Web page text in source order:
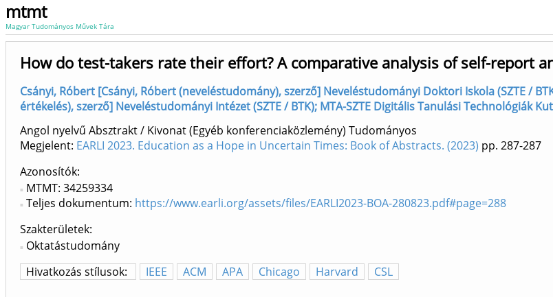
mtmt
Magyar Tudományos Művek Tára
How do test-takers rate their effort? A comparative analysis of self-report
Csányi, Róbert [Csányi, Róbert (neveléstudomány), szerző] Neveléstudományi Doktori Iskola (SZTE /
értékelés), szerző] Neveléstudományi Intézet (SZTE / BTK); MTA-SZTE Digitális Tanulási Technológiák
Angol nyelvű Absztrakt / Kivonat (Egyéb konferenciaközlemény) Tudományos
Megjelent: EARLI 2023. Education as a Hope in Uncertain Times: Book of Abstracts. (2023) pp. 287-287
Azonosítók
MTMT: 34259334
Teljes dokumentum: https://www.earli.org/assets/files/EARLI2023-BOA-280823.pdf#page=288
Szakterületek:
Oktatástudomány
Hivatkozás stílusok:
IEEE ACM APA Chicago Harvard CSL